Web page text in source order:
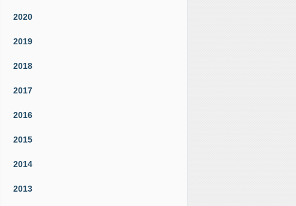
2020
2019
2018
2017
2016
2015
2014
2013